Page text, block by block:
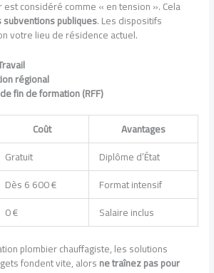
considéré comme « en tension ». Cela
publiques. Les dispositifs
votre lieu de résidence actuel.
régional
fin de formation (RFF)
Coût
Avantages
Gratuit
Diplôme d’État
Dès 6 600 €
Format intensif
0 €
Salaire inclus
plombier chauffagiste, les solutions
fondent vite, alorsne traînez pas pour